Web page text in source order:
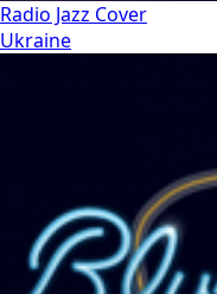
Radio Jazz Cover
Ukraine